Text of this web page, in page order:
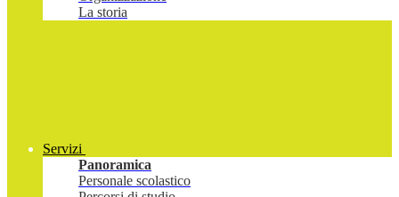
La storia
Servizi
Panoramica
Personale scolastico